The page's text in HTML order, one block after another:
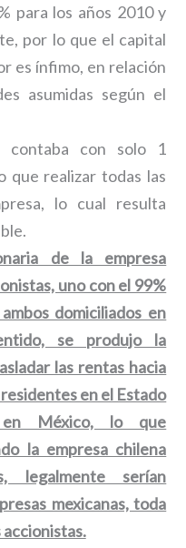
para los años 2010 y
por lo que el capital
es ínfimo, en relación
asumidas según el
contaba con solo 1
que realizar todas las
lo cual resulta
de la empresa
uno con el 99%
domiciliados en
se produjo la
las rentas hacia
en el Estado
en México, lo que
la empresa chilena
legalmente serían
mexicanas, toda
accionistas.